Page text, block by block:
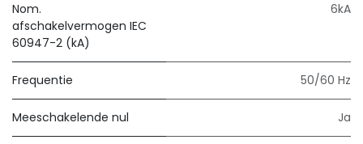
Nom.
afschakelvermogen IEC
60947-2 (kA)
6kA
Frequentie 50/60 Hz
Meeschakelende nul Ja